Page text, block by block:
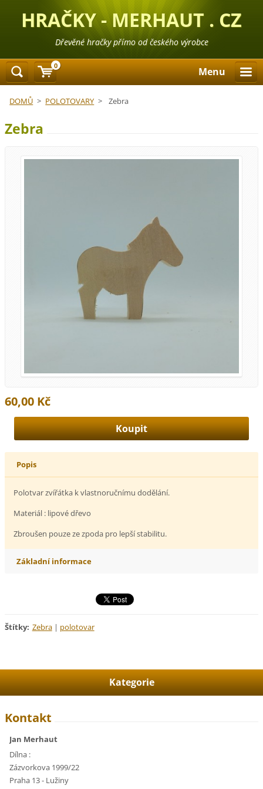
HRAČKY - MERHAUT . CZ
Dřevěné hračky přímo od českého výrobce
Menu
DOMŮ > POLOTOVARY > Zebra
Zebra
60,00 Kč
Popis
Polotvar zvířátka k vlastnoručnímu dodělání.
Materiál : lipové dřevo
Zbroušen pouze ze zpoda pro lepší stabilitu.
Základní informace
Štítky: Zebra | polotovar
Kategorie
Kontakt
Jan Merhaut
Dílna :
Zázvorkova 1999/22
Praha 13 - Lužiny
0